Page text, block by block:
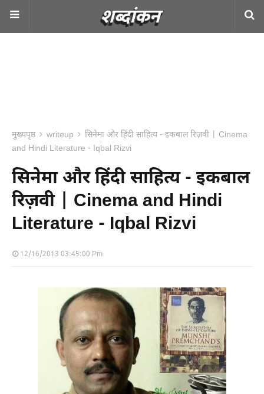
मुख्यपृष्ठ writeup
सिनेमा और हिंदी साहित्य - इकबाल रिज़वी | Cinema
and Hindi Literature - Iqbal Rizvi
सिनेमा और हिंदी साहित्य - इकबाल
रिज़वी | Cinema and Hindi
Literature - Iqbal Rizvi
12/16/2013 03:45:00 Pm